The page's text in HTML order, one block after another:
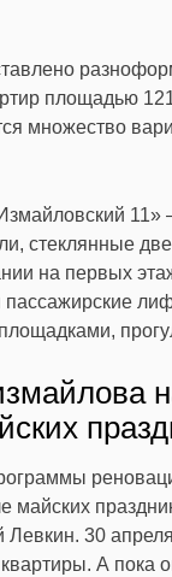
площадью
множество
стеклянные
на первых
пассажирские
Левкин. 30
А пока